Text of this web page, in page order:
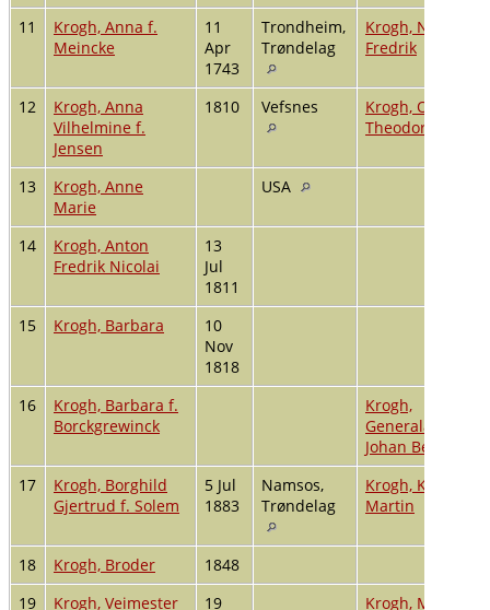
11
Krogh, Anna f.
Meincke
11
Apr
1743
Trondheim,
Trøndelag
Krogh, Nicolai
Fredrik
12
Krogh, Anna
Vilhelmine f.
Jensen
1810 Vefsnes
Krogh, Otto
Theodor
13
Krogh, Anne
Marie
USA
14
Krogh, Anton
Fredrik Nicolai
13
Jul
1811
15
Krogh, Barbara
10
Nov
1818
16
Krogh, Barbara f.
Borckgrewinck
Krogh,
Generaladjutant
Johan Bernt
17
Krogh, Borghild
Gjertrud f. Solem
5 Jul
1883
Namsos,
Trøndelag
Krogh,
Martin
18 Krogh, Broder
1848
19
Krogh, Veimester 19 Krogh,